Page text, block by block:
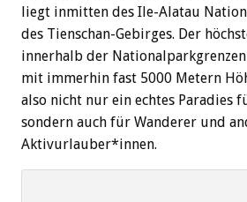
liegt inmitten des Ile-Alatau
des Tienschan-Gebirges. Der
innerhalb der
mit immerhin fast 5000 Metern
also nicht nur ein echtes Paradies
sondern auch für Wanderer und
Aktivurlauber*innen.